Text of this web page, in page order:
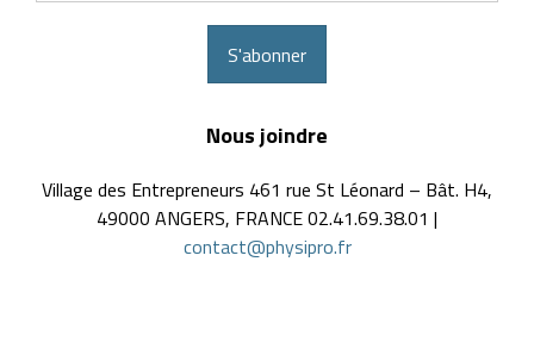
S'abonner
Nous joindre
Village des Entrepreneurs 461 rue St Léonard – Bât. H4,
49000 ANGERS, FRANCE 02.41.69.38.01 |
contact@physipro.fr